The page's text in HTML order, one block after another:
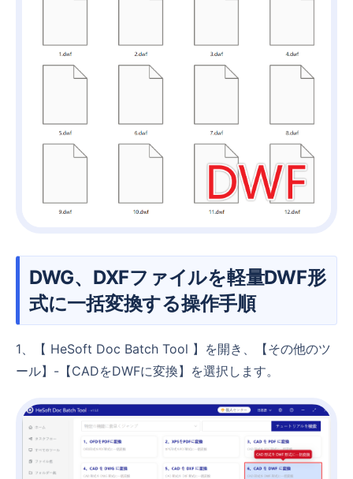
DWG、DXFファイルを軽量DWF形
式に一括変換する操作手順
1、【 HeSoft Doc Batch Tool 】を開き、【その他のツ
ール】-【CADをDWFに変換】を選択します。